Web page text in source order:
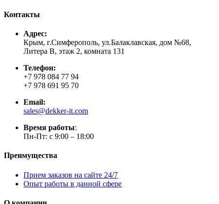
Контакты
Адрес:
Крым, г.Симферополь, ул.Балаклавская, дом №68,
Литера В, этаж 2, комната 131
Телефон:
+7 978 084 77 94
+7 978 691 95 70
Email:
sales@dekker-it.com
Время работы:
Пн-Пт: с 9:00 – 18:00
Преимущества
Прием заказов на сайте 24/7
Опыт работы в данной сфере